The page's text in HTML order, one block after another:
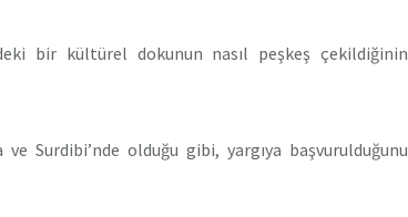
bir kültürel dokunun nasıl peşkeş çekildiğinin
Surdibi’nde olduğu gibi, yargıya başvurulduğunu